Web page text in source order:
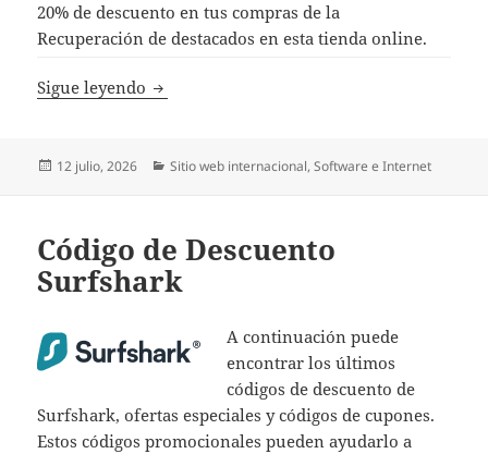
20% de descuento en tus compras de la
Recuperación de destacados en esta tienda online.
Sigue leyendo Códigos Descuento AfterShot Pro
Publicado
12 julio, 2026 Categorías
Sitio web internacional,Software e Internet
Código de Descuento
Surfshark
A continuación puede
encontrar los últimos
códigos de descuento de
Surfshark, ofertas especiales y códigos de cupones.
Estos códigos promocionales pueden ayudarlo a